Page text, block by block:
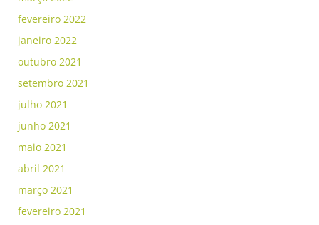
fevereiro 2022
janeiro 2022
outubro 2021
setembro 2021
julho 2021
junho 2021
maio 2021
abril 2021
março 2021
fevereiro 2021